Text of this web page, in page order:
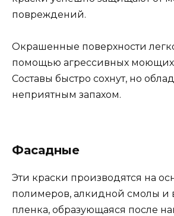
повреждений.
Окрашенные поверхности
помощью агрессивных моющих
Составы быстро сохнут, но
неприятным запахом.
Фасадные
Эти краски производятся на
полимеров, алкидной смолы и
пленка, образующаяся после